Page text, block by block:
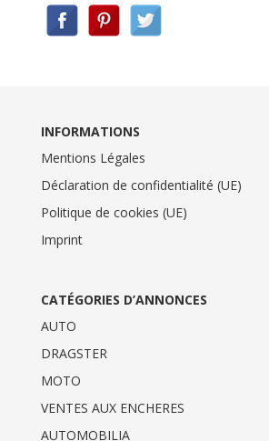
INFORMATIONS
Mentions Légales
Déclaration de confidentialité (UE)
Politique de cookies (UE)
Imprint
CATÉGORIES D’ANNONCES
AUTO
DRAGSTER
MOTO
VENTES AUX ENCHERES
AUTOMOBILIA